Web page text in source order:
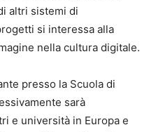
altri sistemi di
si interessa alla
nella cultura digitale.
presso la Scuola di
sarà
e università in Europa e